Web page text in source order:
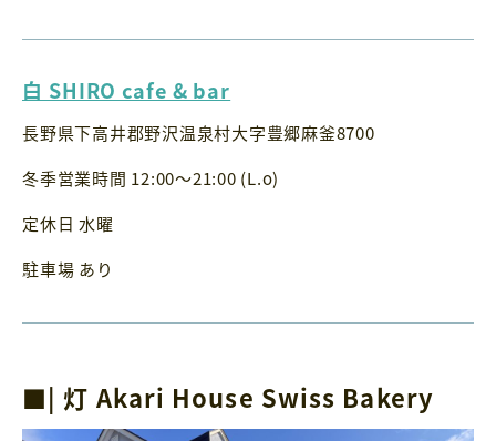
白 SHIRO cafe & bar
長野県下高井郡野沢温泉村大字豊郷麻釜8700
冬季営業時間 12:00〜21:00 (L.o)
定休日 水曜
駐車場 あり
■| 灯 Akari House Swiss Bakery